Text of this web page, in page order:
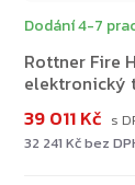
Rottner Fire
elektronický
Dodání 4-7
32 241 Kč bez
39 011 Kč